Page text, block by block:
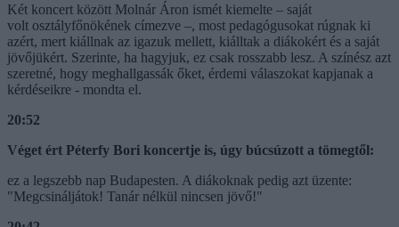
Két koncert között Molnár Áron ismét kiemelte – saját
volt osztályfőnökének címezve –, most pedagógusokat rúgnak ki
azért, mert kiállnak az igazuk mellett, kiálltak a diákokért és a saját
jövőjükért. Szerinte, ha hagyjuk, ez csak rosszabb lesz. A színész azt
szeretné, hogy meghallgassák őket, érdemi válaszokat kapjanak a
kérdéseikre - mondta el.
20:52
Véget ért Péterfy Bori koncertje is, úgy búcsúzott a tömegtől:
ez a legszebb nap Budapesten. A diákoknak pedig azt üzente:
"Megcsináljátok! Tanár nélkül nincsen jövő!"